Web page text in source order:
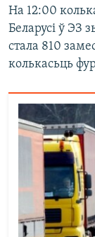
На 12:00
Беларусі ў ЭЗ
стала 810
колькасьць